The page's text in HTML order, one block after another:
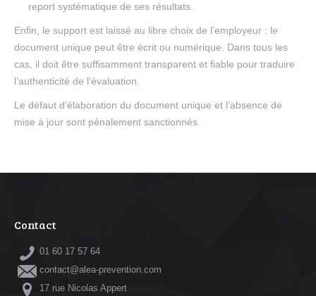
report systématique de ses résultats.
Enfin, le support est laissé au libre choix de l’employeur : le
document unique peut être écrit ou numérique. Dans tous les
cas, il doit être suffisamment transparent et fiable pour traduire
l’authenticité de l’évaluation.
Le défaut d’élaboration du document unique et l’absence de
mise à jour sont pénalement sanctionnés.
Contact
01 60 17 57 64
contact@alea-prevention.com
17 rue Nicolas Appert